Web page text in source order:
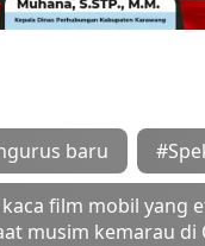
baru
film mobil yang
musim kemarau di